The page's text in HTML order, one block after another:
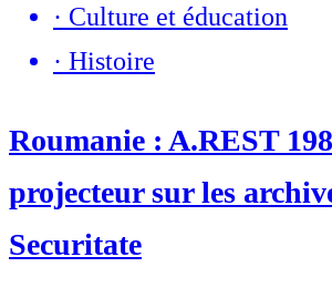
· Culture et éducation
· Histoire
Roumanie : A.REST
projecteur sur les
Securitate